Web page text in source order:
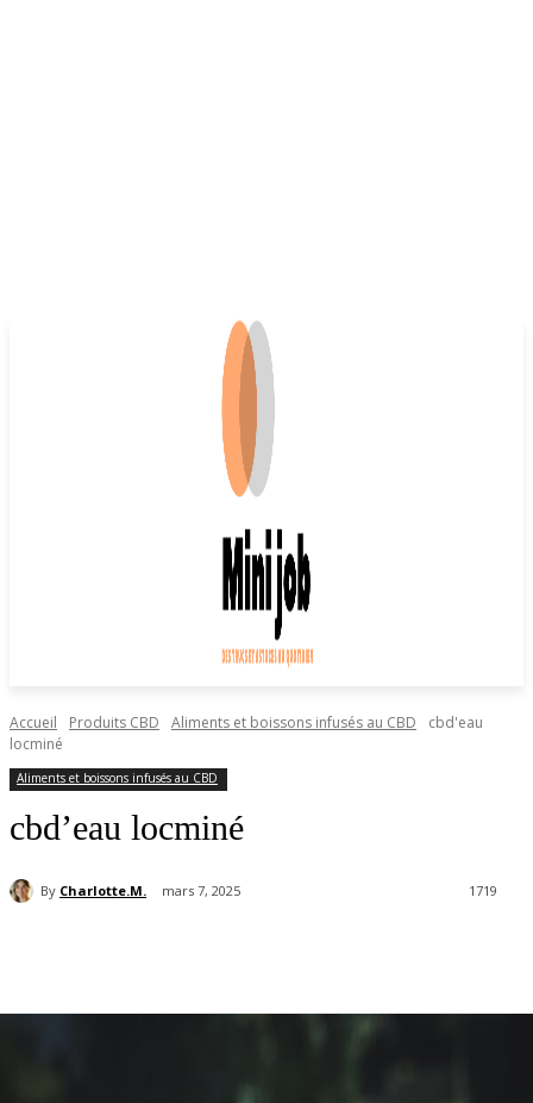
Accueil Produits CBD Aliments et boissons infusés au CBD
cbd'eau
locminé
Aliments et boissons infusés au CBD
cbd’eau locminé
By Charlotte.M. mars 7, 2025 1719